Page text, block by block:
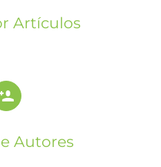
Artículos
Autores